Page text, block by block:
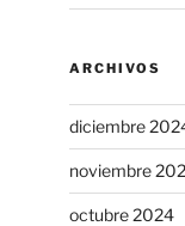
ARCHIVOS
diciembre
noviembre
octubre 2024